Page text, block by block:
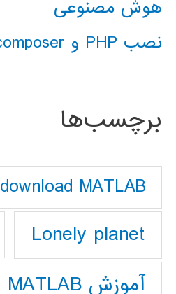
هوش مصنوعی
نصب PHP و composer در ویندوز 10
برچسب‌ها
download MATLAB
Lonely planet
آموزش MATLAB